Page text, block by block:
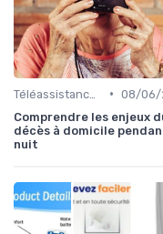
• 08/06/
Comprendre les enjeux
décès à domicile
nuit